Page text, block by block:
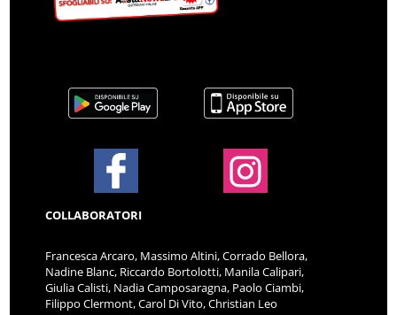
COLLABORATORI
Francesca Arcaro, Massimo Altini, Corrado Bellora,
Nadine Blanc, Riccardo Bortolotti, Manila Calipari,
Giulia Calisti, Nadia Camposaragna, Paolo Ciambi,
Filippo Clermont, Carol Di Vito, Christian Leo